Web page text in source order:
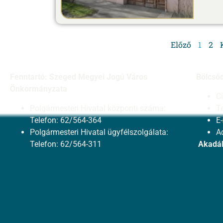
Előző 1 2
Telefon: 62/564-364
Polgármesteri Hivatal ügyfélszolgálata:
Telefon: 62/564-311